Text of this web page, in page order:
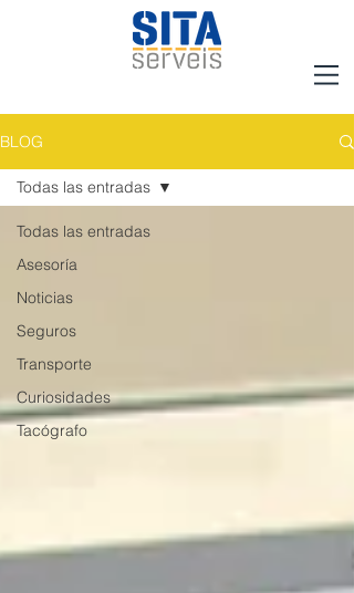
BLOG
Todas las entradas
Asesoría
Noticias
Seguros
Transporte
Curiosidades
Tacógrafo
Todas las entradas